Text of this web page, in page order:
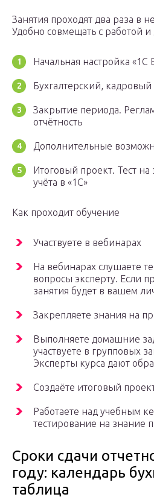
Занятия проходят два раза в
Удобно совмещать с работой
Начальная настройка «1С
Бухгалтерский,
Закрытие периода.
отчётность
Дополнительные
Итоговый проект. Тест на
учёта в «1С»
Как проходит обучение
Участвуете в вебинарах
На вебинарах слушаете
вопросы эксперту. Если
занятия будет в вашем
Закрепляете знания на
Выполняете домашние
участвуете в групповых
Эксперты курса дают
Создаёте итоговый
Работаете над учебным
тестирование на знание
Сроки сдачи
году: календарь
таблица